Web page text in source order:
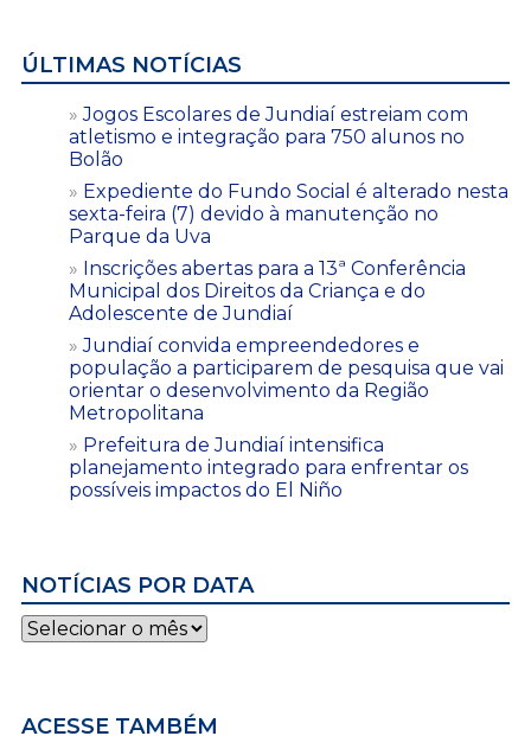
ÚLTIMAS NOTÍCIAS
Jogos Escolares de Jundiaí estreiam com
atletismo e integração para 750 alunos no
Bolão
Expediente do Fundo Social é alterado nesta
sexta-feira (7) devido à manutenção no
Parque da Uva
Inscrições abertas para a 13ª Conferência
Municipal dos Direitos da Criança e do
Adolescente de Jundiaí
Jundiaí convida empreendedores e
população a participarem de pesquisa que vai
orientar o desenvolvimento da Região
Metropolitana
Prefeitura de Jundiaí intensifica
planejamento integrado para enfrentar os
possíveis impactos do El Niño
NOTÍCIAS POR DATA
Notícias
por
ACESSE TAMBÉM